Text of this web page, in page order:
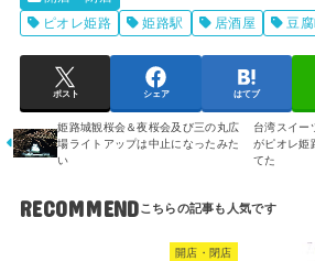
ピオレ姫路
姫路駅 居酒屋 豆
ポスト シェア はてブ
姫路城観桜会＆夜桜会及び三の丸広
場ライトアップは中止になったみた
い
台湾スイー
がピオレ姫
てた
RECOMMEND
開店・閉店